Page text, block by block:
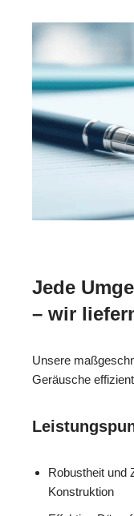
Jede
– wir
Unsere
Geräusche
Robustheit und
Konstruktion